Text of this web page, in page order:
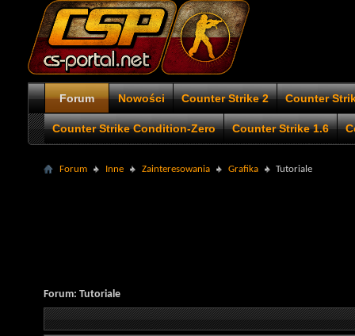
Forum Nowości Counter Strike 2 Counter
Counter Strike Condition-Zero Counter Strike 1.6
Forum Inne Zainteresowania Grafika Tutoriale
Forum: Tutoriale